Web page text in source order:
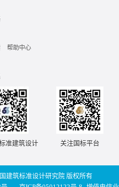
帮助中心
准建筑设计 关注国标平台
建筑标准设计研究院 版权所有